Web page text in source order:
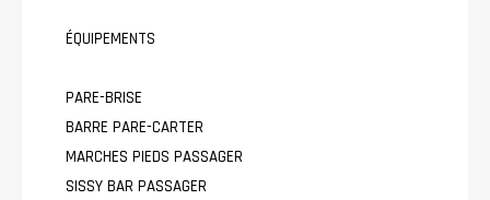
ÉQUIPEMENTS
PARE-BRISE
BARRE PARE-CARTER
MARCHES PIEDS PASSAGER
SISSY BAR PASSAGER